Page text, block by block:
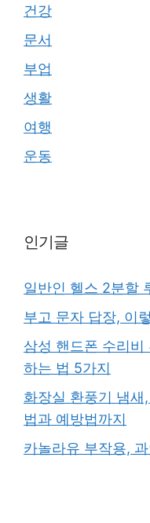
건강
문서
부업
생활
여행
운동
인기글
일반인 헬스 2분할
부고 문자 답장, 이
삼성 핸드폰 수리비
하는 법 5가지
화장실 환풍기 냄
법과 예방법까지
카놀라유 부작용,